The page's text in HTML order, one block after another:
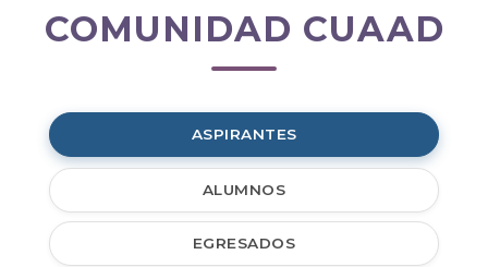
Comunidad
COMUNIDAD CUAAD
ASPIRANTES
ALUMNOS
EGRESADOS